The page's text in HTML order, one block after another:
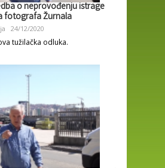
o neprovođenju istrage
fotografa Žurnala
24/12/2020
tužilačka odluka.